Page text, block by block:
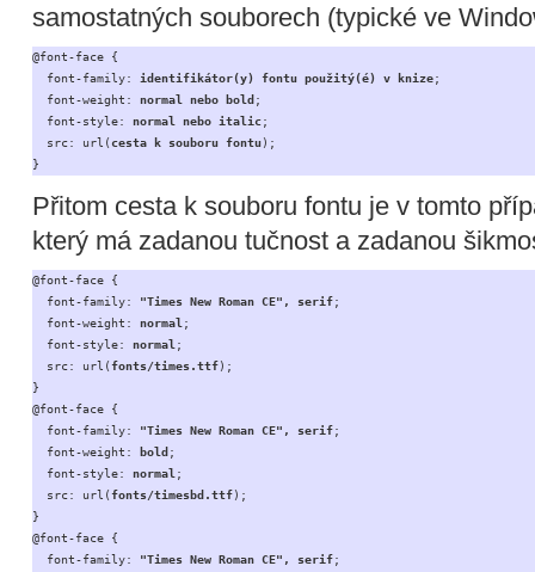
samostatných souborech (typické ve
@font-face {
  font-family:
identifikátor(y) fontu použitý(é) v knize;
  font-weight:
normal nebo bold ;
  font-style:
normal nebo italic;
  src: url(
cesta k souboru fontu);
}
Přitom cesta k souboru fontu je v tomto
který má zadanou tučnost a zadanou
@font-face {
  font-family:
"Times New Roman CE", serif;
  font-weight:
normal ;
  font-style:
normal ;
  src: url(
fonts/times.ttf);
}
@font-face {
  font-family:
"Times New Roman CE", serif;
  font-weight:
bold ;
  font-style:
normal ;
  src: url(
fonts/timesbd.ttf);
}
@font-face {
  font-family:
"Times New Roman CE", serif;